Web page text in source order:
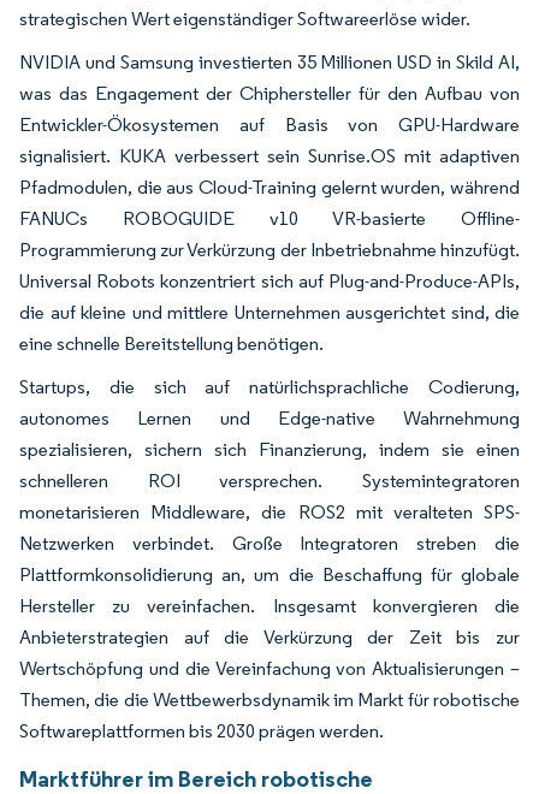
strategischen Wert eigenständiger Softwareerlöse wider.
NVIDIA und Samsung investierten 35 Millionen USD in Skild AI,
was das Engagement der Chiphersteller für den Aufbau von
Entwickler-Ökosystemen auf Basis von GPU-Hardware
signalisiert. KUKA verbessert sein Sunrise.OS mit adaptiven
Pfadmodulen, die aus Cloud-Training gelernt wurden, während
FANUCs ROBOGUIDE v10 VR-basierte Offline-
Programmierung zur Verkürzung der Inbetriebnahme hinzufügt.
Universal Robots konzentriert sich auf Plug-and-Produce-APIs,
die auf kleine und mittlere Unternehmen ausgerichtet sind, die
eine schnelle Bereitstellung benötigen.
Startups, die sich auf natürlichsprachliche Codierung,
autonomes Lernen und Edge-native Wahrnehmung
spezialisieren, sichern sich Finanzierung, indem sie einen
schnelleren ROI versprechen. Systemintegratoren
monetarisieren Middleware, die ROS2 mit veralteten SPS-
Netzwerken verbindet. Große Integratoren streben die
Plattformkonsolidierung an, um die Beschaffung für globale
Hersteller zu vereinfachen. Insgesamt konvergieren die
Anbieterstrategien auf die Verkürzung der Zeit bis zur
Wertschöpfung und die Vereinfachung von Aktualisierungen –
Themen, die die Wettbewerbsdynamik im Markt für robotische
Softwareplattformen bis 2030 prägen werden.
Marktführer im Bereich robotische